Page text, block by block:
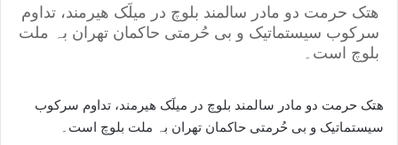
هتک حرمت دو مادر سالمند بلوچ در میلَک هیرمند، تداوم
سرکوب سیستماتیک و بی حُرمتی حاکمان تھران بہ ملت
بلوچ است۔
هتک حرمت دو مادر سالمند بلوچ در میلَک هیرمند، تداوم سرکوب
سیستماتیک و بی حُرمتی حاکمان تھران بہ ملت بلوچ است۔